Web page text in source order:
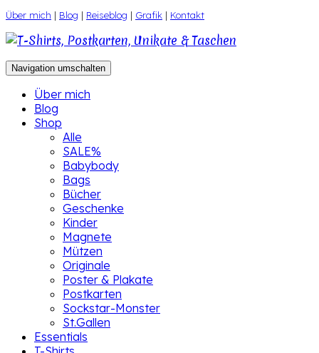
Zum
Inhalt
springen
Über mich | Blog | Reiseblog | Grafik | Kontakt
Navigation umschalten
Über mich
Blog
Shop
Alle
SALE%
Babybody
Bags
Bücher
Geschenke
Kinder
Magnete
Mützen
Originale
Poster & Plakate
Postkarten
Sockstar-Monster
St.Gallen
Essentials